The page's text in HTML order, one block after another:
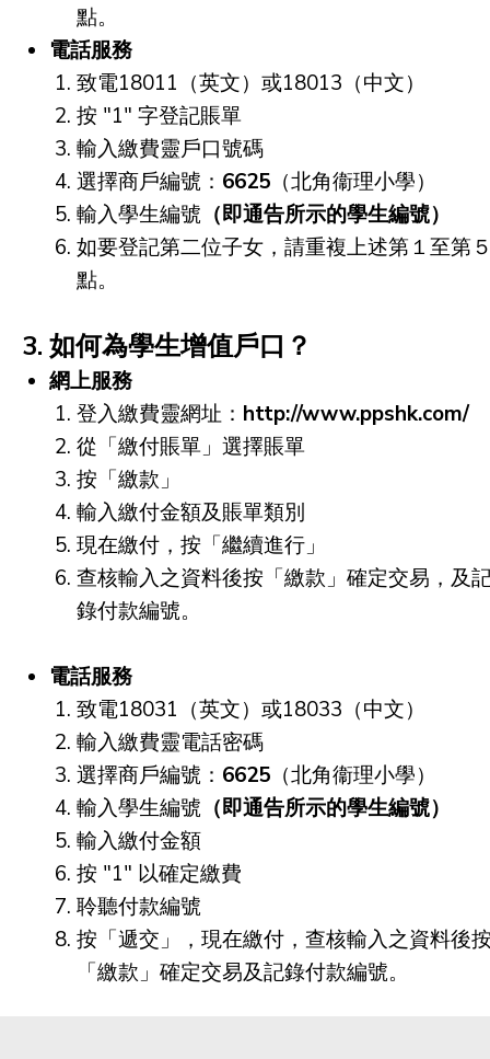
點。
電話服務
致電18011（英文）或18013（中文）
按 "1" 字登記賬單
輸入繳費靈戶口號碼
選擇商戶編號： 6625 （北角衞理小學）
輸入學生編號 （即通告所示的學生編號）
如要登記第二位子女，請重複上述第１至第
點。
3. 如何為學生增值戶口？
網上服務
登入繳費靈網址： http://www.ppshk.com/
從「繳付賬單」選擇賬單
按「繳款」
輸入繳付金額及賬單類別
現在繳付，按「繼續進行」
查核輸入之資料後按「繳款」確定交易，及
錄付款編號。
電話服務
致電18031（英文）或18033（中文）
輸入繳費靈電話密碼
選擇商戶編號： 6625 （北角衞理小學）
輸入學生編號 （即通告所示的學生編號）
輸入繳付金額
按 "1" 以確定繳費
聆聽付款編號
按「遞交」，現在繳付，查核輸入之資料後
「繳款」確定交易及記錄付款編號。